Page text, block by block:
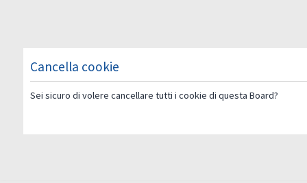
Cancella cookie
Sei sicuro di volere cancellare tutti i cookie di questa Board?